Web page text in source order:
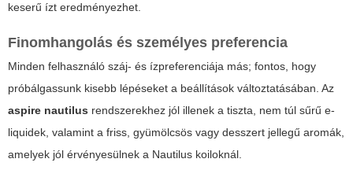
keserű ízt eredményezhet.
Finomhangolás és személyes preferencia
Minden felhasználó száj- és ízpreferenciája más; fontos, hogy
próbálgassunk kisebb lépéseket a beállítások változtatásában. Az
aspire nautilus rendszerekhez jól illenek a tiszta, nem túl sűrű e-
liquidek, valamint a friss, gyümölcsös vagy desszert jellegű aromák,
amelyek jól érvényesülnek a Nautilus koiloknál.